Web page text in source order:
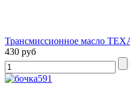
Трансмиссионное масло
430 руб